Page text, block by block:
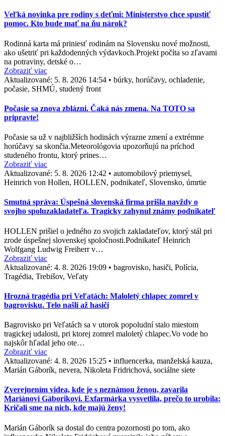
Veľká novinka pre rodiny s deťmi: Ministerstvo chce spustiť
pomoc. Kto bude mať na ňu nárok?
Rodinná karta má priniesť rodinám na Slovensku nové možnosti,
ako ušetriť pri každodenných výdavkoch.Projekt počíta so zľavami
na potraviny, detské o…
Zobraziť viac
Aktualizované: 5. 8. 2026 14:54 • búrky, horúčavy, ochladenie,
počasie, SHMÚ, studený front
Počasie sa znova zblázni. Čaká nás zmena. Na TOTO sa
pripravte!
Počasie sa už v najbližších hodinách výrazne zmení a extrémne
horúčavy sa skončia.Meteorológovia upozorňujú na príchod
studeného frontu, ktorý prines…
Zobraziť viac
Aktualizované: 5. 8. 2026 12:42 • automobilový priemysel,
Heinrich von Hollen, HOLLEN, podnikateľ, Slovensko, úmrtie
Smutná správa: Úspešná slovenská firma prišla navždy o
svojho spoluzakladateľa. Tragicky zahynul známy podnikateľ
HOLLEN prišiel o jedného zo svojich zakladateľov, ktorý stál pri
zrode úspešnej slovenskej spoločnosti.Podnikateľ Heinrich
Wolfgang Ludwig Freiherr v…
Zobraziť viac
Aktualizované: 4. 8. 2026 19:09 • bagrovisko, hasiči, Polícia,
Tragédia, Trebišov, Veľaty
Hrozná tragédia pri Veľatách: Maloletý chlapec zomrel v
bagrovisku. Telo našli až hasiči
Bagrovisko pri Veľatách sa v utorok popoludní stalo miestom
tragickej udalosti, pri ktorej zomrel maloletý chlapec.Vo vode ho
najskôr hľadal jeho ote…
Zobraziť viac
Aktualizované: 4. 8. 2026 15:25 • influencerka, manželská kauza,
Marián Gáborík, nevera, Nikoleta Fridrichová, sociálne siete
Zverejnením videa, kde je s neznámou ženou, zavarila
Mariánovi Gáborikovi. Exfarmárka vysvetlila, prečo to urobila:
Kričali sme na nich, kde majú ženy!
Marián Gáborík sa dostal do centra pozornosti po tom, ako